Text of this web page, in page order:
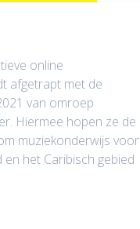
online
afgetrapt met de
van omroep
Hiermee hopen ze de
muziekonderwijs voor
het Caribisch gebied